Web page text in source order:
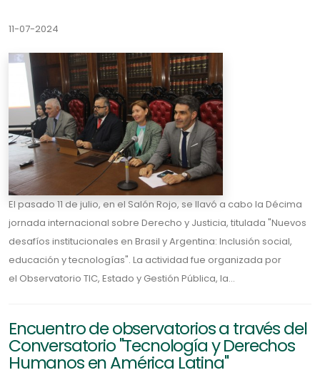
11-07-2024
El pasado 11 de julio, en el Salón Rojo, se llavó a cabo la Décima
jornada internacional sobre Derecho y Justicia, titulada "Nuevos
desafíos institucionales en Brasil y Argentina: Inclusión social,
educación y tecnologías". La actividad fue organizada por
el Observatorio TIC, Estado y Gestión Pública, la...
Encuentro de observatorios a través del
Conversatorio "Tecnología y Derechos
Humanos en América Latina"